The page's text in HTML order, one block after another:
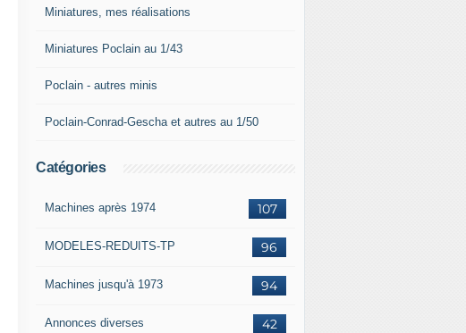
Miniatures, mes réalisations
Miniatures Poclain au 1/43
Poclain - autres minis
Poclain-Conrad-Gescha et autres au 1/50
Catégories
107
Machines après 1974
96
MODELES-REDUITS-TP
94
Machines jusqu'à 1973
42
Annonces diverses